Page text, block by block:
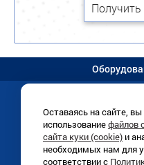
Оставаясь на сайте,
использованиефайлов
сайта куки (cookie)и
необходимых нам для
соответствии с
Иркутск,
+7
ПН-